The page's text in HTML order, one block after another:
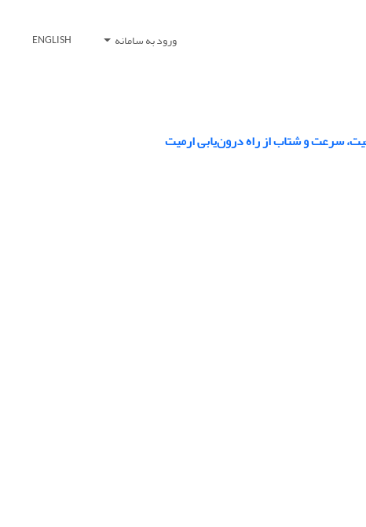
ورود به سامانه ENGLISH